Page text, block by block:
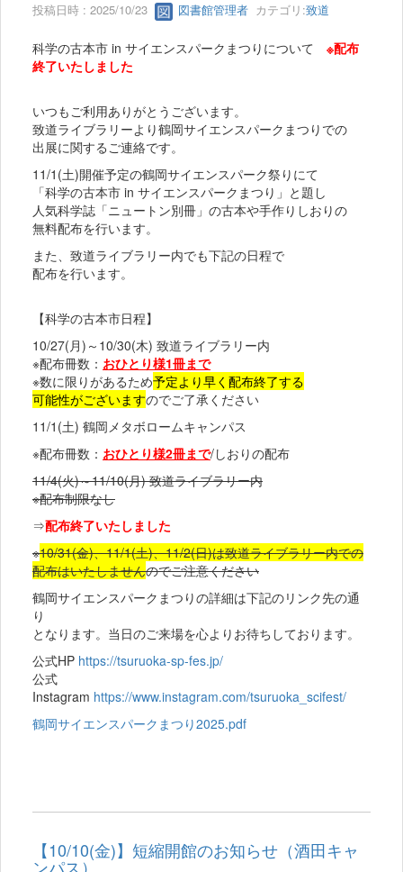
投稿日時 : 2025/10/23 図書館管理者 カテゴリ:致道
科学の古本市 in サイエンスパークまつりについて ※配布
終了いたしました
いつもご利用ありがとうございます。
致道ライブラリーより鶴岡サイエンスパークまつりでの
出展に関するご連絡です。
11/1(土)開催予定の鶴岡サイエンスパーク祭りにて
「科学の古本市 in サイエンスパークまつり」と題し
人気科学誌「ニュートン別冊」の古本や手作りしおりの
無料配布を行います。
また、致道ライブラリー内でも下記の日程で
配布を行います。
【科学の古本市日程】
10/27(月)～10/30(木) 致道ライブラリー内
※配布冊数： おひとり様1冊まで
※数に限りがあるため予定より早く配布終了する
可能性がございますのでご了承ください
11/1(土) 鶴岡メタボロームキャンパス
※配布冊数： おひとり様2冊まで/しおりの配布
11/4(火)～11/10(月) 致道ライブラリー内
※配布制限なし
⇒配布終了いたしました
※10/31(金)、11/1(土)、11/2(日)は致道ライブラリー内での
配布はいたしませんのでご注意ください
鶴岡サイエンスパークまつりの詳細は下記のリンク先の通
り
となります。当日のご来場を心よりお待ちしております。
公式HP https://tsuruoka-sp-fes.jp/
公式
Instagram https://www.instagram.com/tsuruoka_scifest/
鶴岡サイエンスパークまつり2025.pdf
【10/10(金)】短縮開館のお知らせ（酒田キャ
ンパス）